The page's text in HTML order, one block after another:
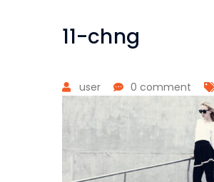
11-chng
user 0 comment